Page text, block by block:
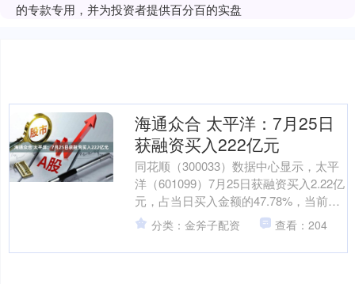
的专款专用，并为投资者提供百分百的实盘
海通众合 太平洋：7月25日
获融资买入222亿元
同花顺（300033）数据中心显示，太平
洋（601099）7月25日获融资买入2.22亿
元，占当日买入金额的47.78%，当前融
资余额22.78亿元，占流通市值....
分类：金斧子配资 查看：204